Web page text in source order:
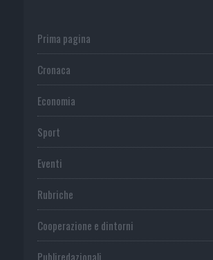
Prima pagina
Cronaca
Economia
Sport
Eventi
Rubriche
Cooperazione e dintorni
Publiredazionali